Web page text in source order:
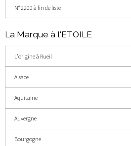
N° 2200 à fin de liste
La Marque à l'ETOILE
L'origine à Rueil
Alsace
Aquitaine
Auvergne
Bourgogne